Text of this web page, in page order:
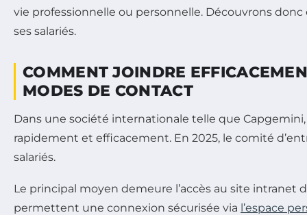
vie professionnelle ou personnelle. Découvrons
ses salariés.
COMMENT JOINDRE
MODES DE CONTACT
Dans une société internationale telle que
rapidement et efficacement. En 2025, le comité
salariés.
Le principal moyen demeure l’accès au site
permettent une connexion sécurisée via l’espace